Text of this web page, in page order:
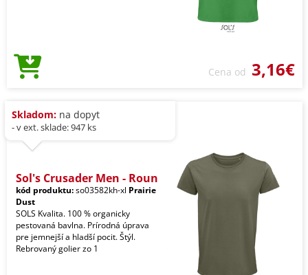
Cena od 3,16€
Skladom: na dopyt
- v ext. sklade: 947 ks
Sol's Crusader Men - Roun
kód produktu:so03582kh-xl Prairie
Dust
SOLS Kvalita. 100 % organicky
pestovaná bavlna. Prírodná úprava
pre jemnejší a hladší pocit. Štýl.
Rebrovaný golier zo 1